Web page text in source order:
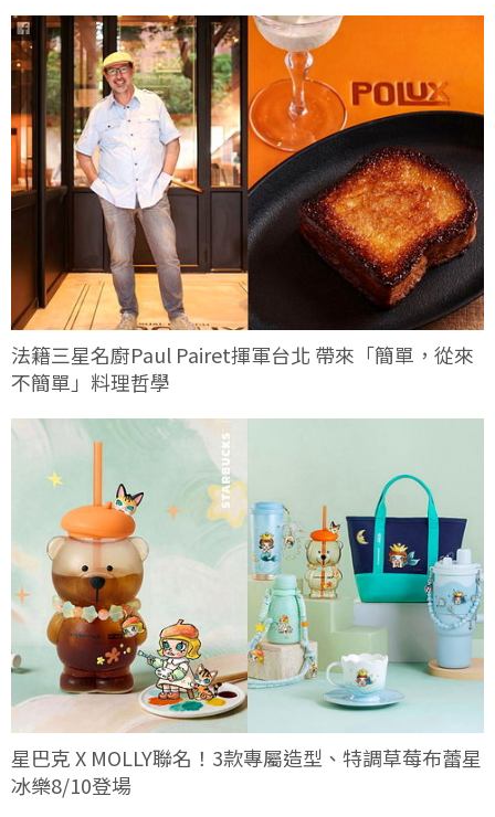
法籍三星名廚Paul Pairet揮軍台北 帶來「簡單，從來
不簡單」料理哲學
星巴克 X MOLLY聯名！3款專屬造型、特調草莓布蕾星
冰樂8/10登場